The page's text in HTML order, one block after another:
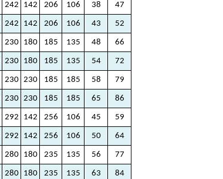
242 142 206 106 38 47
242 142 206 106 43 52
230 180 185 135 48 66
230 180 185 135 54 72
230 230 185 185 58 79
230 230 185 185 65 86
292 142 256 106 45 59
292 142 256 106 50 64
280 180 235 135 56 77
280 180 235 135 63 84